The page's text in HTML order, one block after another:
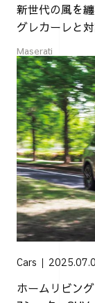
新世代の風を
グレカーレと
Maserati
Cars
ホームリビン